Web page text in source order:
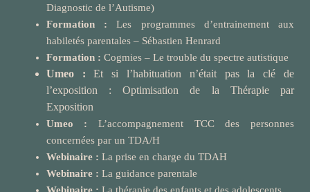
Diagnostic de l’Autisme)
Formation :Les programmes d’entrainement aux
habiletés parentales – Sébastien Henrard
Formation : Cogmies – Le trouble du spectre autistique
Umeo :Et si l’habituation n’était pas la clé de
l’exposition : Optimisation de la Thérapie par
Exposition
Umeo : L’accompagnement TCC des personnes
concernées par un TDA/H
Webinaire : La prise en charge du TDAH
Webinaire : La guidance parentale
Webinaire : La thérapie des enfants et des adolescents